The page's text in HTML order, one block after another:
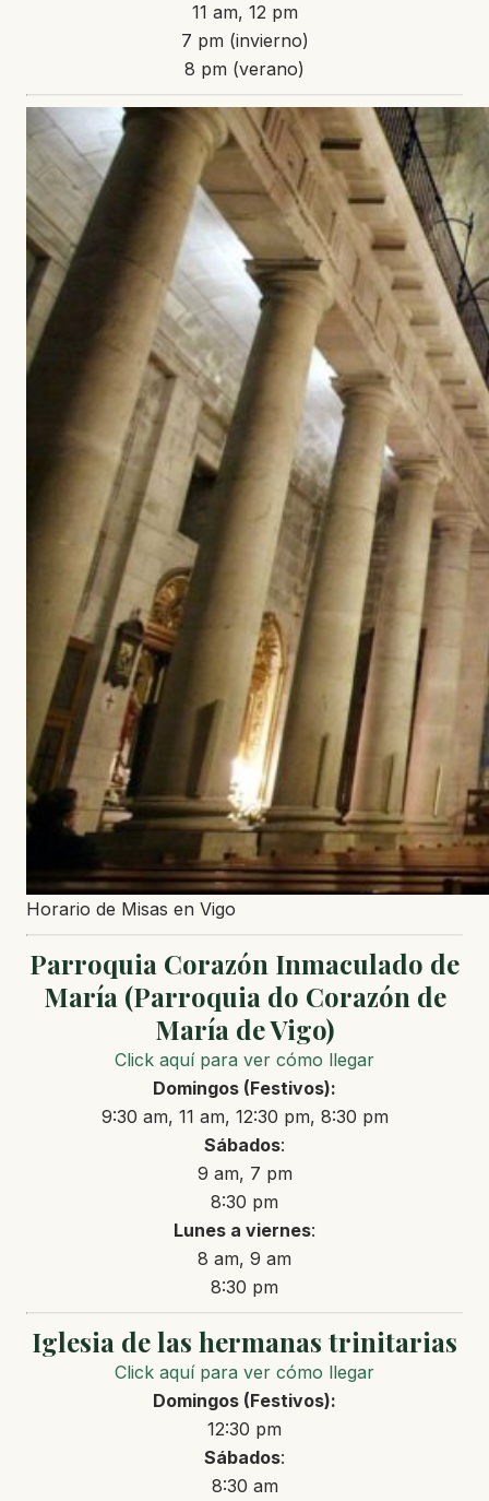
11 am, 12 pm
7 pm (invierno)
8 pm (verano)
Horario de Misas en Vigo
Parroquia Corazón Inmaculado de
María (Parroquia do Corazón de
María de Vigo)
Click aquí para ver cómo llegar
Domingos (Festivos):
9:30 am, 11 am, 12:30 pm, 8:30 pm
Sábados:
9 am, 7 pm
8:30 pm
Lunes a viernes:
8 am, 9 am
8:30 pm
Iglesia de las hermanas trinitarias
Click aquí para ver cómo llegar
Domingos (Festivos):
12:30 pm
Sábados:
8:30 am